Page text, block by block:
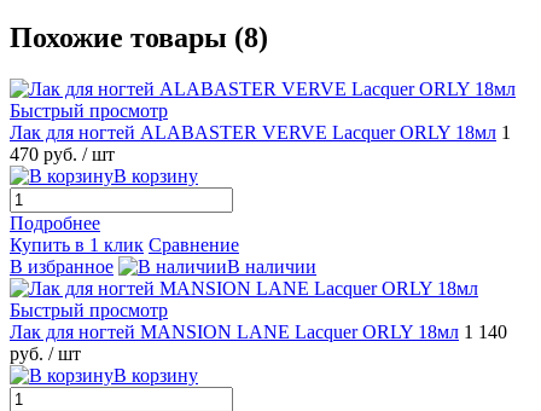
Похожие товары (8)
Быстрый просмотр
Лак для ногтей ALABASTER VERVE Lacquer ORLY 18мл 1
470 руб. / шт
В корзину
Подробнее
Купить в 1 клик Сравнение
В избранное
В наличии
Быстрый просмотр
Лак для ногтей MANSION LANE Lacquer ORLY 18мл 1 140
руб. / шт
В корзину